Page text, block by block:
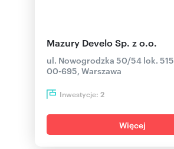
Mazury Develo Sp. z o.o.
ul. Nowogrodzka 50/54 lok. 515
00-695, Warszawa
Inwestycje: 2
Więcej